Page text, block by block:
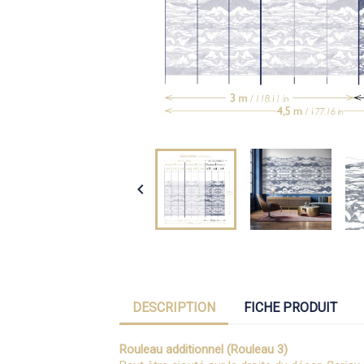

DESCRIPTION FICHE PRODUIT
Rouleau additionnel (Rouleau 3)